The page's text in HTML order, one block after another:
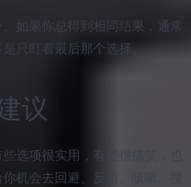
如果你总得到相同结果，通常
只盯着最后那个选择。
议
选项很实用，有些很搞笑，也
机会去回避、反击、咳嗽、搜